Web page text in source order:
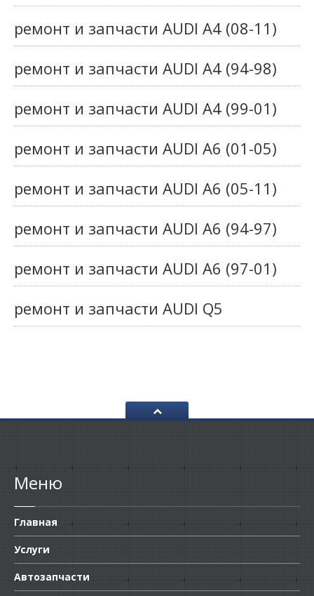
ремонт и запчасти AUDI A4 (08-11)
ремонт и запчасти AUDI A4 (94-98)
ремонт и запчасти AUDI A4 (99-01)
ремонт и запчасти AUDI A6 (01-05)
ремонт и запчасти AUDI A6 (05-11)
ремонт и запчасти AUDI A6 (94-97)
ремонт и запчасти AUDI A6 (97-01)
ремонт и запчасти AUDI Q5
Меню
Главная
Услуги
Автозапчасти